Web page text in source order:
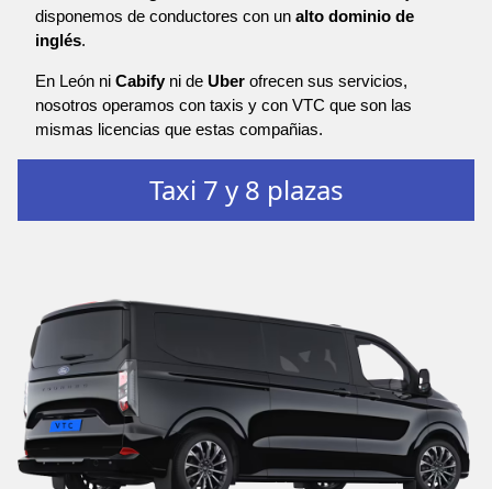
disponemos de conductores con un alto dominio de
inglés.
En León ni Cabify ni de Uber ofrecen sus servicios,
nosotros operamos con taxis y con VTC que son las
mismas licencias que estas compañias.
Taxi 7 y 8 plazas